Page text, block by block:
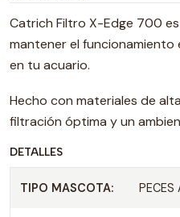
Catrich Filtro X-Edge 700
mantener el
en tu acuario.
Hecho con materiales de
filtración óptima y un
DETALLES
TIPO MASCOTA: PECES